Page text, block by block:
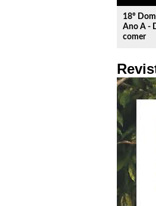
18º
Ano A -
comer